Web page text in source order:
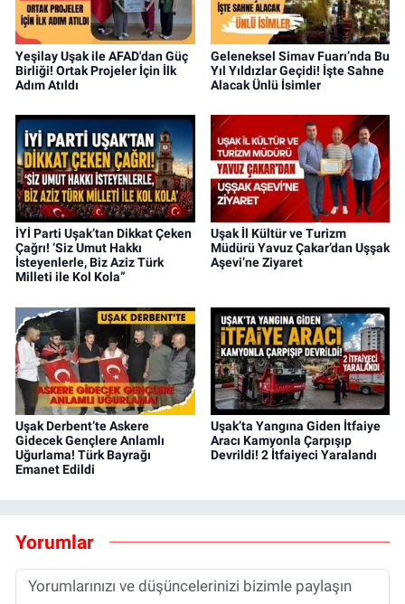
Yeşilay Uşak ile AFAD'dan Güç
Birliği! Ortak Projeler İçin İlk
Adım Atıldı
Geleneksel Simav Fuarı’nda Bu
Yıl Yıldızlar Geçidi! İşte Sahne
Alacak Ünlü İsimler
İYİ Parti Uşak’tan Dikkat Çeken
Çağrı! ‘Siz Umut Hakkı
İsteyenlerle, Biz Aziz Türk
Milleti ile Kol Kola”
Uşak İl Kültür ve Turizm
Müdürü Yavuz Çakar’dan Uşşak
Aşevi’ne Ziyaret
Uşak Derbent’te Askere
Gidecek Gençlere Anlamlı
Uğurlama! Türk Bayrağı
Emanet Edildi
Uşak’ta Yangına Giden İtfaiye
Aracı Kamyonla Çarpışıp
Devrildi! 2 İtfaiyeci Yaralandı
Yorumlar